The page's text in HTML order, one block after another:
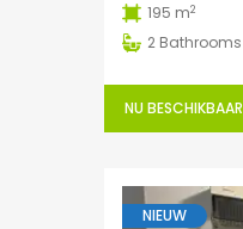
195 m2
2 Bathrooms
NU BESCHIKBAAR
NIEUW